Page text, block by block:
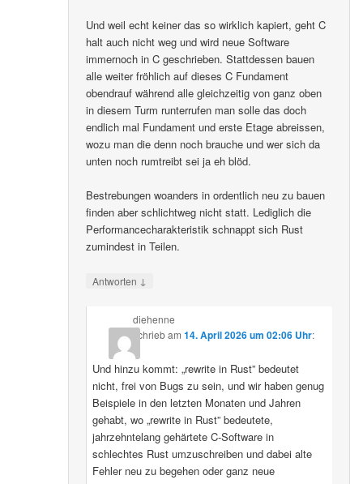
Und weil echt keiner das so wirklich kapiert, geht C
halt auch nicht weg und wird neue Software
immernoch in C geschrieben. Stattdessen bauen
alle weiter fröhlich auf dieses C Fundament
obendrauf während alle gleichzeitig von ganz oben
in diesem Turm runterrufen man solle das doch
endlich mal Fundament und erste Etage abreissen,
wozu man die denn noch brauche und wer sich da
unten noch rumtreibt sei ja eh blöd.
Bestrebungen woanders in ordentlich neu zu bauen
finden aber schlichtweg nicht statt. Lediglich die
Performancecharakteristik schnappt sich Rust
zumindest in Teilen.
Antworten ↓
diehenne
schriebam 14. April 2026 um 02:06 Uhr:
Und hinzu kommt: „rewrite in Rust” bedeutet
nicht, frei von Bugs zu sein, und wir haben genug
Beispiele in den letzten Monaten und Jahren
gehabt, wo „rewrite in Rust” bedeutete,
jahrzehntelang gehärtete C-Software in
schlechtes Rust umzuschreiben und dabei alte
Fehler neu zu begehen oder ganz neue